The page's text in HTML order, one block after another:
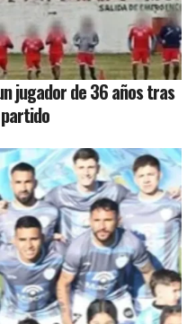
jugador de 36 años tras